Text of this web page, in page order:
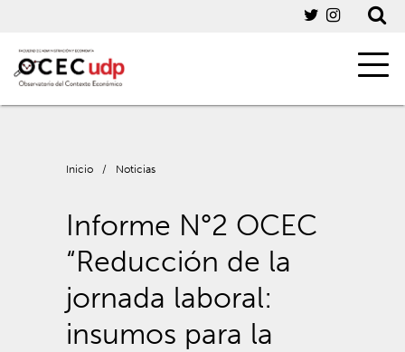
Inicio / Noticias
Informe N°2 OCEC
“Reducción de la
jornada laboral:
insumos para la